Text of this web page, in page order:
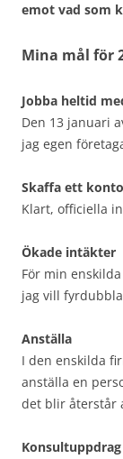
emot vad som
Mina mål för
Jobba heltid
Den 13 januari
jag egen
Skaffa ett
Klart, officiella
Ökade intäkter
För min
jag vill
Anställa
I den enskilda
anställa en
det blir återstår
Konsultuppdrag